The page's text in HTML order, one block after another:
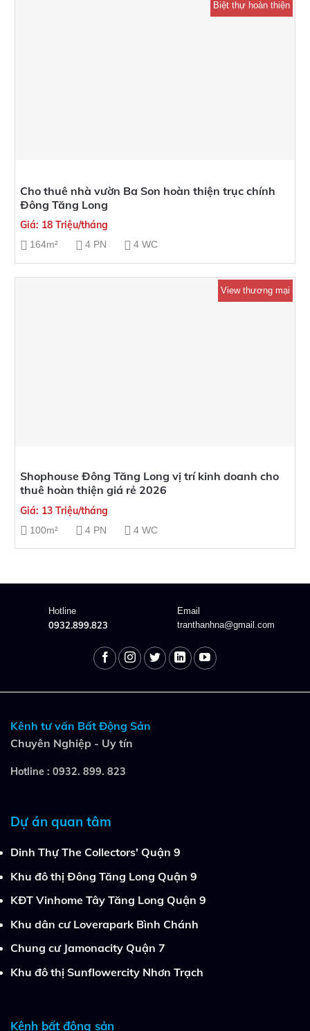
Biệt thự hoàn thiện
Cho thuê nhà vườn Ba Son hoàn thiện trục chính
Đông Tăng Long
Giá: 18 Triệu/tháng
164m² 4 PN 4 WC
View thương mại
Shophouse Đông Tăng Long vị trí kinh doanh cho
thuê hoàn thiện giá rẻ 2026
Giá: 13 Triệu/tháng
100m² 4 PN 4 WC
Hotline
0932.899.823
Email
tranthanhna@gmail.com
Kênh tư vấn Bất Động Sản
Chuyên Nghiệp - Uy tín
Hotline : 0932. 899. 823
Dự án quan tâm
Dinh Thự The Collectors' Quận 9
Khu đô thị Đông Tăng Long Quận 9
KĐT Vinhome Tây Tăng Long Quận 9
Khu dân cư Loverapark Bình Chánh
Chung cư Jamonacity Quận 7
Khu đô thị Sunflowercity Nhơn Trạch
Kênh bất động sản